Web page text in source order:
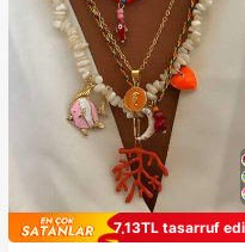
7,13TL tasarruf